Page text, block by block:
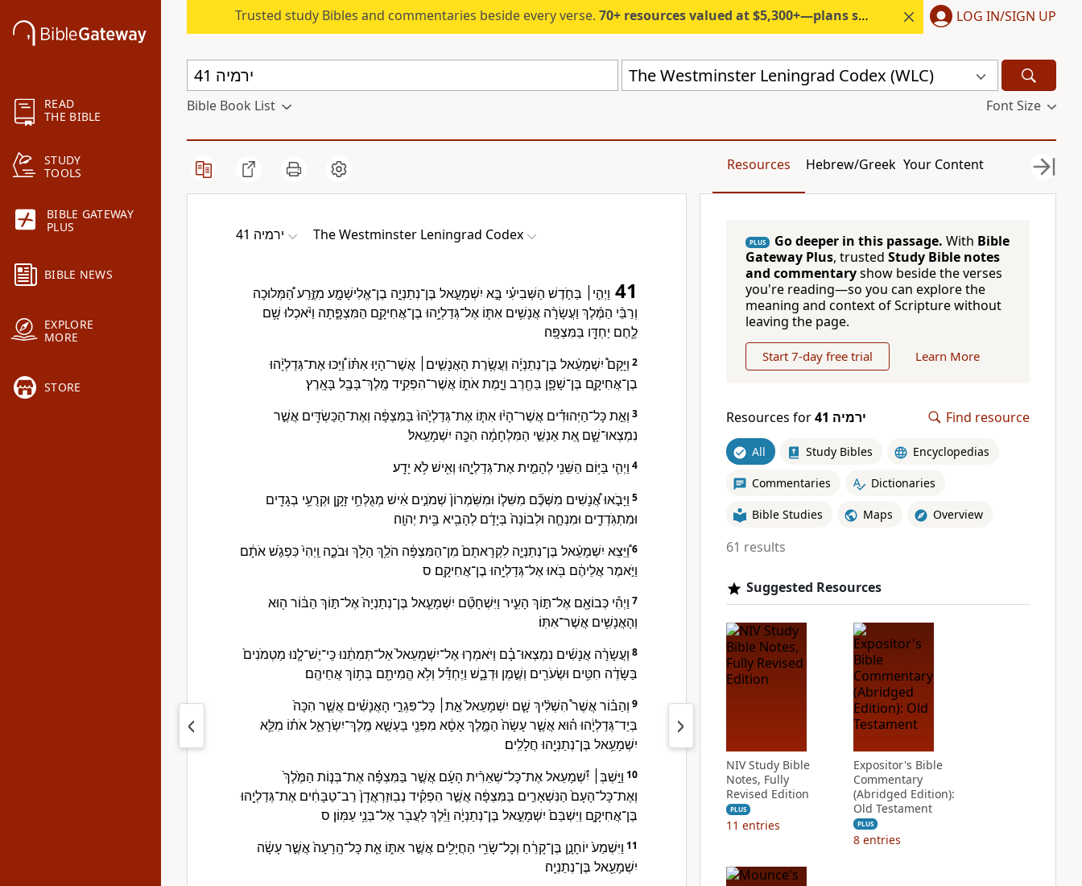
READ
THE BIBLE
STUDY
TOOLS
BIBLE GATEWAY
PLUS
BIBLE NEWS
EXPLORE
MORE
STORE
Trusted study Bibles and commentaries beside every verse. 70+ resources valued at $5,300+—plans start under $6/month. LOG IN/SIGN UP
The Westminster Leningrad Codex (WLC)
Bible Book List Font Size
Resources Hebrew/Greek Your Content
ירמיה 41 The Westminster Leningrad Codex
41 וַיְהִ֣י׀ בַּחֹ֣דֶשׁ הַשְּׁבִיעִ֗י בָּ֣א יִשְׁמָעֵ֣אל בֶּן־נְתַנְיָ֣ה בֶן־אֱלִישָׁמָ֣ע מִזֶּ֣רַע הַ֠מְּלוּכָה
וְרַבֵּ֨י הַמֶּ֜לֶךְ וַעֲשָׂרָ֨ה אֲנָשִׁ֥ים אִתּ֛וֹ אֶל־גְּדַלְיָ֥הוּ בֶן־אֲחִיקָ֖ם הַמִּצְפָּ֑תָה וַיֹּ֨אכְלוּ שָׁ֥ם
לֶ֛חֶם יַחְדָּ֖ו בַּמִּצְפָּֽה׃
2 וַיָּקָם֩ יִשְׁמָעֵ֨אל בֶּן־נְתַנְיָ֜ה וַעֲשֶׂ֥רֶת הָאֲנָשִׁ֣ים׀ אֲשֶׁר־הָי֣וּ אִתּ֗וֹ וַ֠יַּכּוּ אֶת־גְּדַלְיָ֨הוּ
בֶן־אֲחִיקָ֧ם בֶּן־שָׁפָ֛ן בַּחֶ֖רֶב וַיָּ֣מֶת אֹת֑וֹ אֲשֶׁר־הִפְקִ֥יד מֶֽלֶךְ־בָּבֶ֖ל בָּאָֽרֶץ׃
3 וְאֵ֣ת כָּל־הַיְּהוּדִ֗ים אֲשֶׁר־הָי֨וּ אִתּ֤וֹ אֶת־גְּדַלְיָ֙הוּ֙ בַּמִּצְפָּ֔ה וְאֶת־הַכַּשְׂדִּ֖ים אֲשֶׁ֣ר
נִמְצְאוּ־שָׁ֑ם אֵ֚ת אַנְשֵׁ֣י הַמִּלְחָמָ֔ה הִכָּ֖ה יִשְׁמָעֵֽאל׃
4 וַיְהִ֛י בַּיּ֥וֹם הַשֵּׁנִ֖י לְהָמִ֣ית אֶת־גְּדַלְיָ֑הוּ וְאִ֖ישׁ לֹ֥א יָדָֽע׃
5 וַיָּבֹ֣אוּ אֲ֠נָשִׁים מִשְּׁכֶ֞ם מִשִּׁל֤וֹ וּמִשֹּֽׁמְרוֹן֙ שְׁמֹנִ֣ים אִ֔ישׁ מְגֻלְּחֵ֥י זָקָ֛ן וּקְרֻעֵ֥י בְגָדִ֖ים
וּמִתְגֹּֽדְדִ֑ים וּמִנְחָ֤ה וּלְבוֹנָה֙ בְּיָדָ֔ם לְהָבִ֖יא בֵּ֥ית יְהוָֽה׃
6וַ֠יֵּצֵא יִשְׁמָעֵ֨אל בֶּן־נְתַנְיָ֤ה לִקְרָאתָם֙ מִן־הַמִּצְפָּ֔ה הֹלֵ֥ךְ הָלֹ֖ךְ וּבֹכֶ֑ה וַֽיְהִי֙ כִּפְגֹ֣שׁ אֹתָ֔ם
וַיֹּ֣אמֶר אֲלֵיהֶ֔ם בֹּ֖אוּ אֶל־גְּדַלְיָ֥הוּ בֶן־אֲחִיקָֽם׃ ס
7 וַיְהִ֕י כְּבוֹאָ֖ם אֶל־תּ֣וֹךְ הָעִ֑יר וַיִּשְׁחָטֵ֞ם יִשְׁמָעֵ֤אל בֶּן־נְתַנְיָה֙ אֶל־תּ֣וֹךְ הַבּ֔וֹר ה֖וּא
וְהָאֲנָשִׁ֥ים אֲשֶׁר־אִתּֽוֹ׃
8 וַעֲשָׂרָ֨ה אֲנָשִׁ֜ים נִמְצְאוּ־בָ֗ם וַיֹּאמְר֤וּ אֶל־יִשְׁמָעֵאל֙ אַל־תְּמִתֵ֔נוּ כִּֽי־יֶשׁ־לָ֤נוּ מַטְמֹנִים֙
בַּשָּׂדֶ֔ה חִטִּ֥ים וּשְׂעֹרִ֖ים וְשֶׁ֣מֶן וּדְבָ֑שׁ וַיֶּחְדַּ֕ל וְלֹ֥א הֱמִיתָ֖ם בְּת֥וֹךְ אֲחֵיהֶֽם׃
9 וְהַבּ֗וֹר אֲשֶׁר֩ הִשְׁלִ֨יךְ שָׁ֤ם יִשְׁמָעֵאל֙ אֵ֣ת׀ כָּל־פִּגְרֵ֣י הָאֲנָשִׁ֗ים אֲשֶׁ֤ר הִכָּה֙
בְּיַד־גְּדַלְיָ֔הוּ ה֗וּא אֲשֶׁ֤ר עָשָׂה֙ הַמֶּ֣לֶךְ אָסָ֔א מִפְּנֵ֖י בַּעְשָׁ֣א מֶֽלֶךְ־יִשְׂרָאֵ֑ל אֹת֗וֹ מִלֵּ֛א
יִשְׁמָעֵ֥אל בֶּן־נְתַנְיָ֖הוּ חֲלָלִֽים׃
10 וַיִּ֣שְׁבְּ׀ יִ֠שְׁמָעֵאל אֶת־כָּל־שְׁאֵרִ֨ית הָעָ֜ם אֲשֶׁ֣ר בַּמִּצְפָּ֗ה אֶת־בְּנ֤וֹת הַמֶּ֙לֶךְ֙
וְאֶת־כָּל־הָעָם֙ הַנִּשְׁאָרִ֣ים בַּמִּצְפָּ֔ה אֲשֶׁ֣ר הִפְקִ֗יד נְבֽוּזַרְאֲדָן֙ רַב־טַבָּחִ֔ים אֶת־גְּדַלְיָ֖הוּ
בֶּן־אֲחִיקָ֑ם וַיִּשְׁבֵּם֙ יִשְׁמָעֵ֣אל בֶּן־נְתַנְיָ֔ה וַיֵּ֕לֶךְ לַעֲבֹ֖ר אֶל־בְּנֵ֥י עַמּֽוֹן׃ ס
11 וַיִּשְׁמַע֙ יוֹחָנָ֣ן בֶּן־קָרֵ֔חַ וְכָל־שָׂרֵ֥י הַחֲיָלִ֖ים אֲשֶׁ֣ר אִתּ֑וֹ אֵ֤ת כָּל־הָֽרָעָה֙ אֲשֶׁ֣ר עָשָׂ֔ה
יִשְׁמָעֵ֖אל בֶּן־נְתַנְיָֽה׃
PLUS Go deeper in this passage. With Bible
Gateway Plus, trusted Study Bible notes
and commentaryshow beside the verses
you're reading—so you can explore the
meaning and context of Scripture without
leaving the page.
Start 7-day free trial Learn More
Resources for ירמיה 41 Find resource
All Study Bibles Encyclopedias
Commentaries Dictionaries
Bible Studies Maps Overview
61 results
Suggested Resources
NIV Study Bible
Notes, Fully
Revised Edition
PLUS
11 entries
Expositor's Bible
Commentary
(Abridged Edition):
Old Testament
PLUS
8 entries